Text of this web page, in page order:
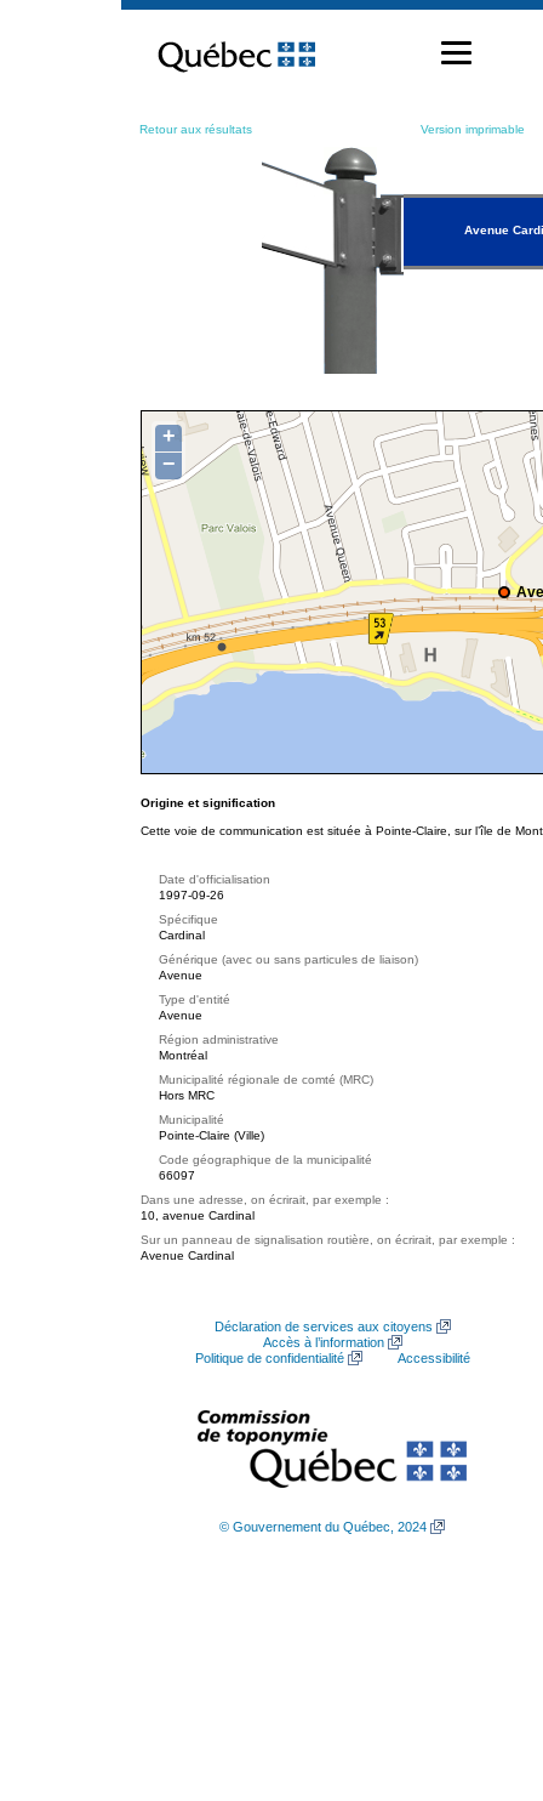
contenu
Retour aux résultats Version imprimable
Avenue
+
−
Origine et signification
Cette voie de communication est située à Pointe-Claire, sur l’île de
Date d'officialisation
1997-09-26
Spécifique
Cardinal
Générique (avec ou sans particules de liaison)
Avenue
Type d'entité
Avenue
Région administrative
Montréal
Municipalité régionale de comté (MRC)
Hors MRC
Municipalité
Pointe-Claire (Ville)
Code géographique de la municipalité
66097
Dans une adresse, on écrirait, par exemple :
10, avenue Cardinal
Sur un panneau de signalisation routière, on écrirait, par exemple :
Avenue Cardinal
Déclaration de services aux citoyens
Accès à l’information
Politique de confidentialité
Accessibilité
© Gouvernement du Québec, 2024